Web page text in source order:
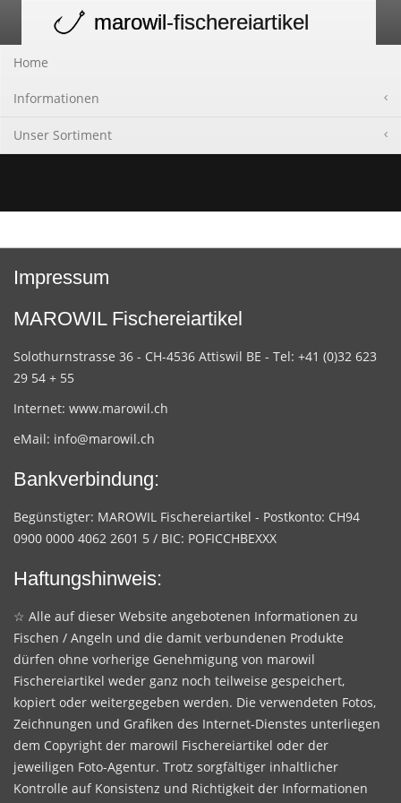
navigation
marowil-fischereiartikel
Home
Informationen
Unser Sortiment
Impressum
MAROWIL Fischereiartikel
Solothurnstrasse 36 - CH-4536 Attiswil BE - Tel: +41 (0)32 623
29 54 + 55
Internet: www.marowil.ch
eMail: info@marowil.ch
Bankverbindung:
Begünstigter: MAROWIL Fischereiartikel - Postkonto: CH94
0900 0000 4062 2601 5 / BIC: POFICCHBEXXX
Haftungshinweis:
☆ Alle auf dieser Website angebotenen Informationen zu
Fischen / Angeln und die damit verbundenen Produkte
dürfen ohne vorherige Genehmigung von marowil
Fischereiartikel weder ganz noch teilweise gespeichert,
kopiert oder weitergegeben werden. Die verwendeten Fotos,
Zeichnungen und Grafiken des Internet-Dienstes unterliegen
dem Copyright der marowil Fischereiartikel oder der
jeweiligen Foto-Agentur. Trotz sorgfältiger inhaltlicher
Kontrolle auf Konsistenz und Richtigkeit der Informationen